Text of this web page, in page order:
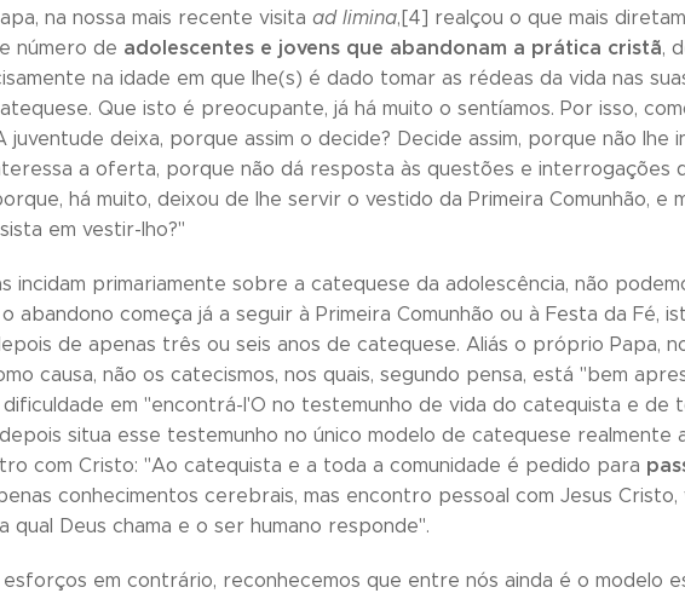
na nossa mais recente visita ad limina,[4] realçou o que mais
número de adolescentes e jovens que abandonam a prática cristã,
na idade em que lhe(s) é dado tomar as rédeas da vida nas
Que isto é preocupante, já há muito o sentíamos. Por isso,
juventude deixa, porque assim o decide? Decide assim, porque não lhe
a oferta, porque não dá resposta às questões e interrogações
há muito, deixou de lhe servir o vestido da Primeira Comunhão, e
em vestir-lho?"
incidam primariamente sobre a catequese da adolescência, não
abandono começa já a seguir à Primeira Comunhão ou à Festa da Fé,
de apenas três ou seis anos de catequese. Aliás o próprio Papa,
causa, não os catecismos, nos quais, segundo pensa, está "bem
dificuldade em "encontrá-l'O no testemunho de vida do catequista e de
situa esse testemunho no único modelo de catequese realmente
com Cristo: "Ao catequista e a toda a comunidade é pedido para
conhecimentos cerebrais, mas encontro pessoal com Jesus Cristo,
qual Deus chama e o ser humano responde".
em contrário, reconhecemos que entre nós ainda é o modelo